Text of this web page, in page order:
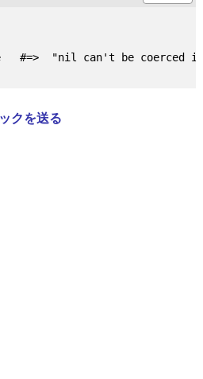
#=>  "nil can't be coerced
クを送る